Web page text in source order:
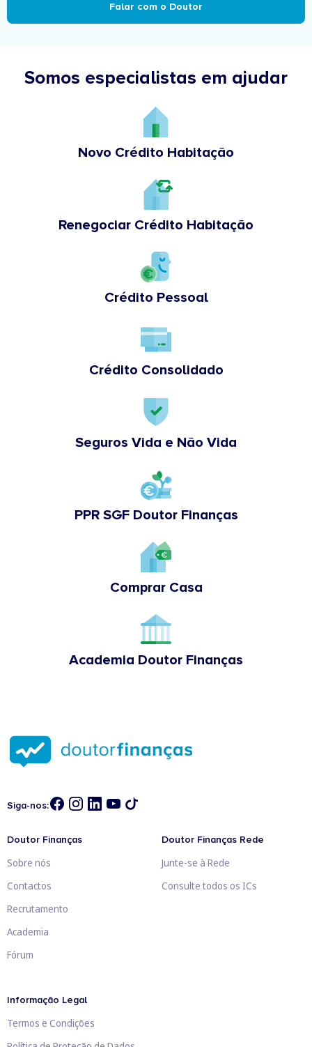
Falar com o Doutor
Somos especialistas em ajudar
Novo Crédito Habitação
Renegociar Crédito Habitação
Crédito Pessoal
Crédito Consolidado
Seguros Vida e Não Vida
PPR SGF Doutor Finanças
Comprar Casa
Academia Doutor Finanças
Siga-nos:
Doutor Finanças
Sobre nós
Contactos
Recrutamento
Academia
Fórum
Doutor Finanças Rede
Junte-se à Rede
Consulte todos os ICs
Informação Legal
Termos e Condições